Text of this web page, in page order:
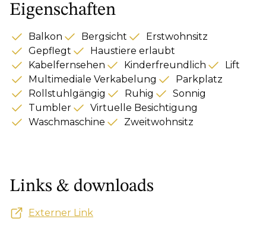
Eigenschaften
Balkon Bergsicht
Erstwohnsitz
Gepflegt
Haustiere erlaubt
Kabelfernsehen
Kinderfreundlich
Lift
Multimediale Verkabelung
Parkplatz
Rollstuhlgängig
Ruhig
Sonnig
Tumbler
Virtuelle Besichtigung
Waschmaschine
Zweitwohnsitz
Links & downloads
Externer Link